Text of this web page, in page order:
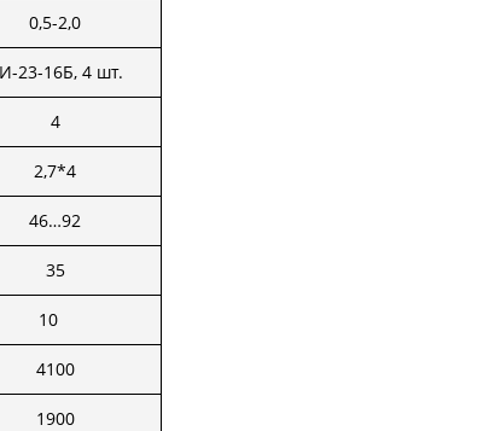
0,5-2,0
23-16Б, 4 шт.
4
2,7*4
46…92
35
10
4100
1900